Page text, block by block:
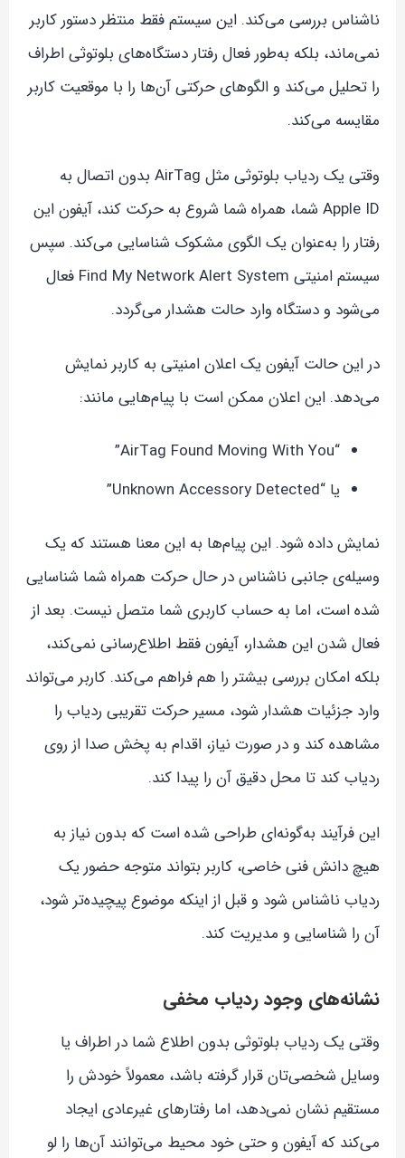
ناشناس بررسی می‌کند. این سیستم فقط منتظر دستور کاربر
نمی‌ماند، بلکه به‌طور فعال رفتار دستگاه‌های بلوتوثی اطراف
را تحلیل می‌کند و الگوهای حرکتی آن‌ها را با موقعیت کاربر
مقایسه می‌کند.
وقتی یک ردیاب بلوتوثی مثل AirTag بدون اتصال به
Apple ID شما، همراه شما شروع به حرکت کند، آیفون این
رفتار را به‌عنوان یک الگوی مشکوک شناسایی می‌کند. سپس
سیستم امنیتی Find My Network Alert System فعال
می‌شود و دستگاه وارد حالت هشدار می‌گردد.
در این حالت آیفون یک اعلان امنیتی به کاربر نمایش
می‌دهد. این اعلان ممکن است با پیام‌هایی مانند:
“AirTag Found Moving With You”
یا “Unknown Accessory Detected”
نمایش داده شود. این پیام‌ها به این معنا هستند که یک
وسیله‌ی جانبی ناشناس در حال حرکت همراه شما شناسایی
شده است، اما به حساب کاربری شما متصل نیست. بعد از
فعال شدن این هشدار، آیفون فقط اطلاع‌رسانی نمی‌کند،
بلکه امکان بررسی بیشتر را هم فراهم می‌کند. کاربر می‌تواند
وارد جزئیات هشدار شود، مسیر حرکت تقریبی ردیاب را
مشاهده کند و در صورت نیاز، اقدام به پخش صدا از روی
ردیاب کند تا محل دقیق آن را پیدا کند.
این فرآیند به‌گونه‌ای طراحی شده است که بدون نیاز به
هیچ دانش فنی خاصی، کاربر بتواند متوجه حضور یک
ردیاب ناشناس شود و قبل از اینکه موضوع پیچیده‌تر شود،
آن را شناسایی و مدیریت کند.
نشانه‌های وجود ردیاب مخفی
وقتی یک ردیاب بلوتوثی بدون اطلاع شما در اطراف یا
وسایل شخصی‌تان قرار گرفته باشد، معمولاً خودش را
مستقیم نشان نمی‌دهد، اما رفتارهای غیرعادی ایجاد
می‌کند که آیفون و حتی خود محیط می‌توانند آن‌ها را لو